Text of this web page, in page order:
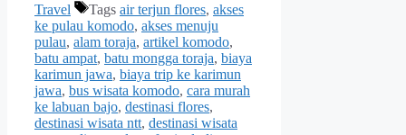
Travel
Tags air terjun flores, akses
ke pulau komodo, akses menuju
pulau, alam toraja, artikel komodo,
batu ampat, batu mongga toraja, biaya
karimun jawa, biaya trip ke karimun
jawa, bus wisata komodo, cara murah
ke labuan bajo, destinasi flores,
destinasi wisata ntt, destinasi wisata